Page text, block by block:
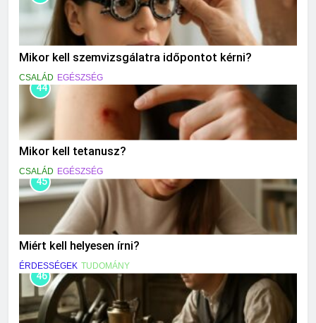
Mikor kell szemvizsgálatra időpontot kérni?
CSALÁD EGÉSZSÉG
44
Mikor kell tetanusz?
CSALÁD EGÉSZSÉG
45
Miért kell helyesen írni?
ÉRDESSÉGEK TUDOMÁNY
46